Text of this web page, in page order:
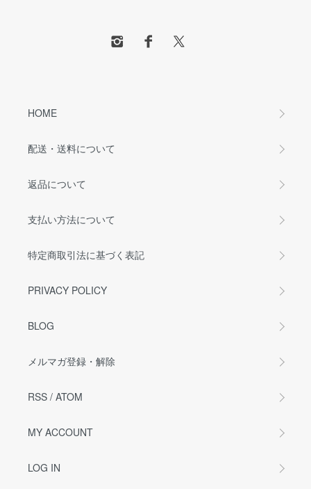
HOME
配送・送料について
返品について
支払い方法について
特定商取引法に基づく表記
PRIVACY POLICY
BLOG
メルマガ登録・解除
RSS / ATOM
MY ACCOUNT
LOG IN